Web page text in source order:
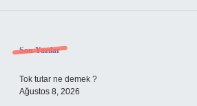
Sidebar
Son Yazılar
Tok tutar ne demek ?
Ağustos 8, 2026